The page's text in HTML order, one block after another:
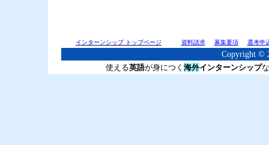
インターンシップ トップページ 資料請求 募集要項 選考申
Copyright ©
使える英語が身につく 海外インターンシップ